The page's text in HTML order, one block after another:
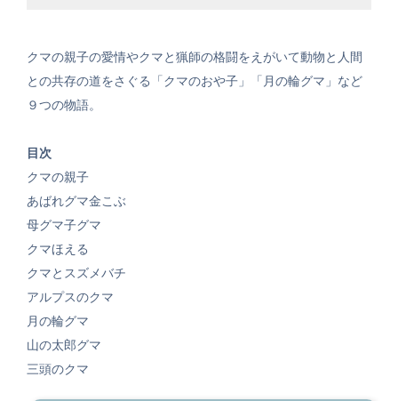
クマの親子の愛情やクマと猟師の格闘をえがいて動物と人間
との共存の道をさぐる「クマのおや子」「月の輪グマ」など
９つの物語。
目次
クマの親子
あばれグマ金こぶ
母グマ子グマ
クマほえる
クマとスズメバチ
アルプスのクマ
月の輪グマ
山の太郎グマ
三頭のクマ